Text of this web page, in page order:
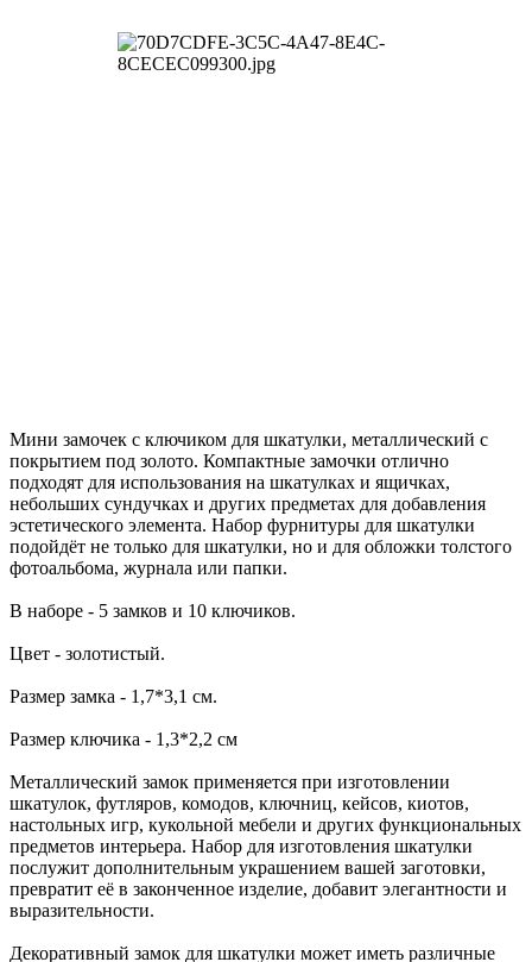
Мини замочек с ключиком для шкатулки, металлический с
покрытием под золото. Компактные замочки отлично
подходят для использования на шкатулках и ящичках,
небольших сундучках и других предметах для добавления
эстетического элемента. Набор фурнитуры для шкатулки
подойдёт не только для шкатулки, но и для обложки толстого
фотоальбома, журнала или папки.
В наборе - 5 замков и 10 ключиков.
Цвет - золотистый.
Размер замка - 1,7*3,1 см.
Размер ключика - 1,3*2,2 см
Металлический замок применяется при изготовлении
шкатулок, футляров, комодов, ключниц, кейсов, киотов,
настольных игр, кукольной мебели и других функциональных
предметов интерьера. Набор для изготовления шкатулки
послужит дополнительным украшением вашей заготовки,
превратит её в законченное изделие, добавит элегантности и
выразительности.
Декоративный замок для шкатулки может иметь различные